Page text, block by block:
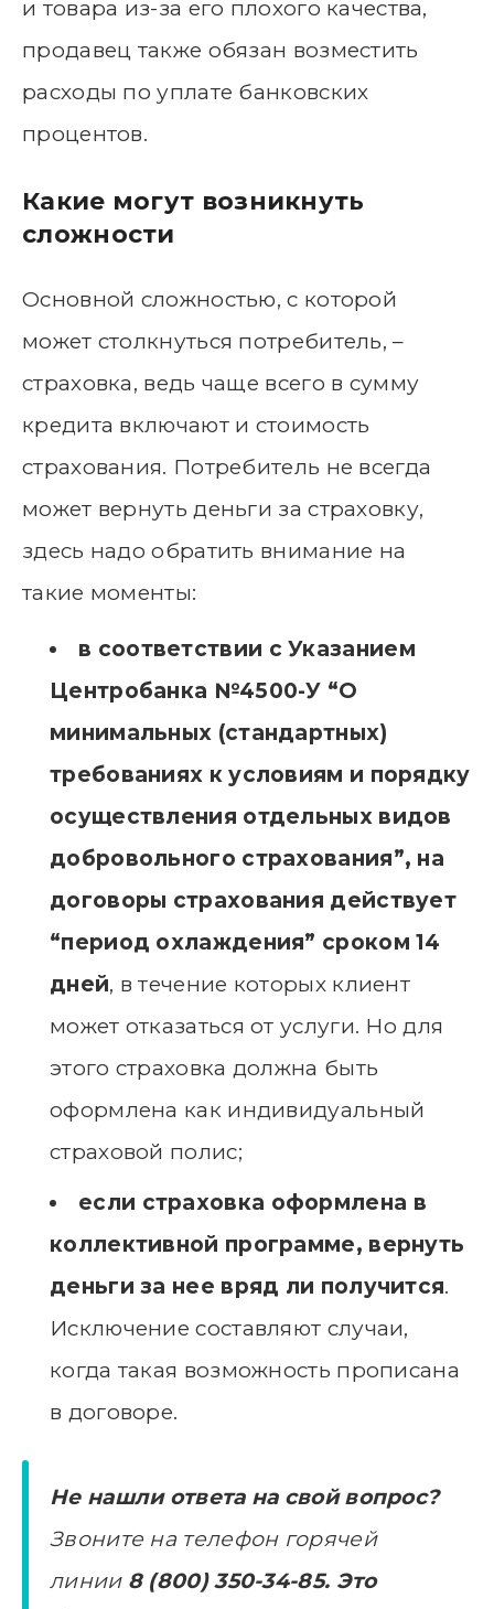
и товара из-за его плохого качества,
продавец также обязан возместить
расходы по уплате банковских
процентов.
Какие могут возникнуть
сложности
Основной сложностью, с которой
может столкнуться потребитель, –
страховка, ведь чаще всего в сумму
кредита включают и стоимость
страхования. Потребитель не всегда
может вернуть деньги за страховку,
здесь надо обратить внимание на
такие моменты:
в соответствии с Указанием
Центробанка №4500-У “О
минимальных (стандартных)
требованиях к условиям и порядку
осуществления отдельных видов
добровольного страхования”, на
договоры страхования действует
“период охлаждения” сроком 14
дней, в течение которых клиент
может отказаться от услуги. Но для
этого страховка должна быть
оформлена как индивидуальный
страховой полис;
если страховка оформлена в
коллективной программе, вернуть
деньги за нее вряд ли получится.
Исключение составляют случаи,
когда такая возможность прописана
в договоре.
Не нашли ответа на свой вопрос?
Звоните на телефон горячей
линии 8 (800) 350-34-85. Это